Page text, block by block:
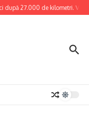
după 27.000 de kilometri.